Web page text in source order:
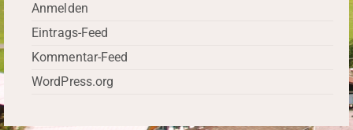
Anmelden
Eintrags-Feed
Kommentar-Feed
WordPress.org